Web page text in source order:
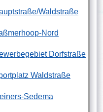
Waldstraße
Nord
Dorfstraße
Waldstraße
Sedema